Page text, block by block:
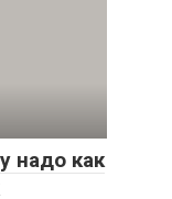
надо как